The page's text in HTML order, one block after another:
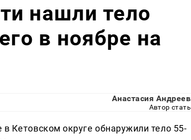
нашли тело
в ноябре на
Анастасия
Автор
Кетовском округе обнаружили тело 55-